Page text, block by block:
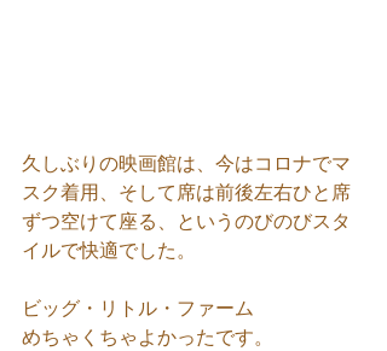
久しぶりの映画館は、今はコロナでマ
スク着用、そして席は前後左右ひと席
ずつ空けて座る、というのびのびスタ
イルで快適でした。
ビッグ・リトル・ファーム
めちゃくちゃよかったです。